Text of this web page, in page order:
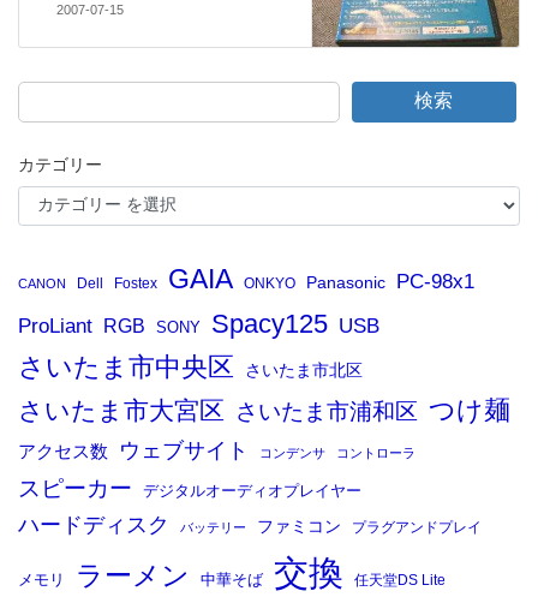
2007-07-15
検索
カテゴリー
CANON Dell Fostex GAIA ONKYO Panasonic PC-98x1
ProLiant RGB SONY Spacy125 USB
さいたま市中央区 さいたま市北区
さいたま市大宮区 さいたま市浦和区 つけ麺
アクセス数 ウェブサイト コンデンサ コントローラ
スピーカー デジタルオーディオプレイヤー
ハードディスク バッテリー ファミコン プラグアンドプレイ
メモリ ラーメン 中華そば 交換 任天堂DS Lite